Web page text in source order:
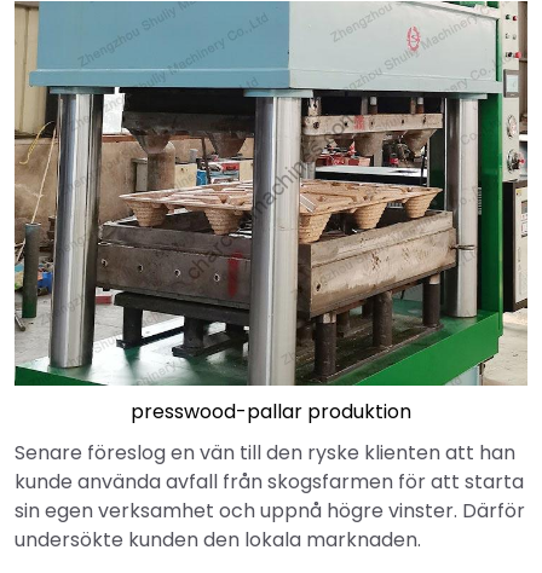
presswood-pallar produktion
Senare föreslog en vän till den ryske klienten att han
kunde använda avfall från skogsfarmen för att starta
sin egen verksamhet och uppnå högre vinster. Därför
undersökte kunden den lokala marknaden.